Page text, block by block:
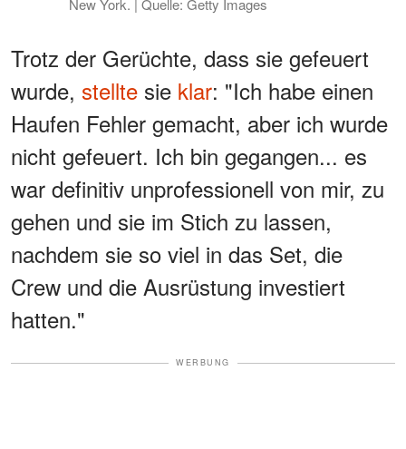
New York. | Quelle: Getty Images
Trotz der Gerüchte, dass sie gefeuert
wurde, stellte sie klar: "Ich habe einen
Haufen Fehler gemacht, aber ich wurde
nicht gefeuert. Ich bin gegangen... es
war definitiv unprofessionell von mir, zu
gehen und sie im Stich zu lassen,
nachdem sie so viel in das Set, die
Crew und die Ausrüstung investiert
hatten."
WERBUNG